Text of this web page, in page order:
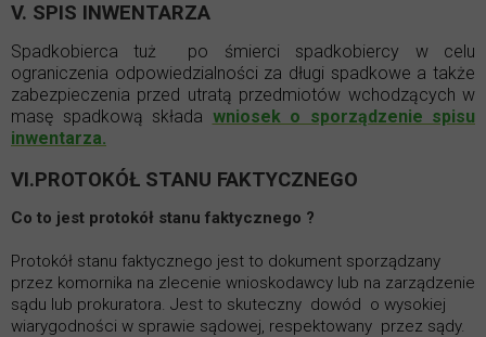
V. SPIS INWENTARZA
Spadkobierca tuż po śmierci spadkobiercy w celu
ograniczenia odpowiedzialności za długi spadkowe a także
zabezpieczenia przed utratą przedmiotów wchodzących w
masę spadkową składa wniosek o sporządzenie spisu
inwentarza.
VI.PROTOKÓŁ STANU FAKTYCZNEGO
Co to jest protokół stanu faktycznego ?
Protokół stanu faktycznego jest to dokument sporządzany
przez komornika na zlecenie wnioskodawcy lub na zarządzenie
sądu lub prokuratora. Jest to skuteczny dowód o wysokiej
wiarygodności w sprawie sądowej, respektowany przez sądy.